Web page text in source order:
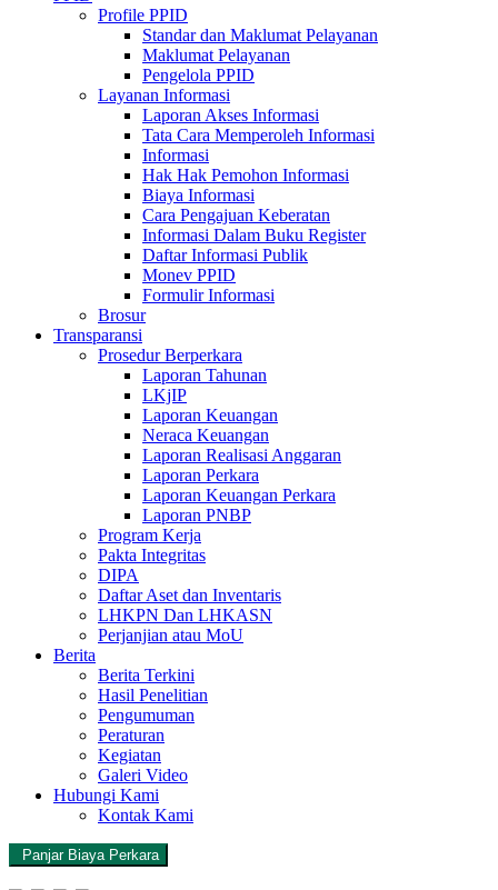
Profile PPID
Standar dan Maklumat Pelayanan
Maklumat Pelayanan
Pengelola PPID
Layanan Informasi
Laporan Akses Informasi
Tata Cara Memperoleh Informasi
Informasi
Hak Hak Pemohon Informasi
Biaya Informasi
Cara Pengajuan Keberatan
Informasi Dalam Buku Register
Daftar Informasi Publik
Monev PPID
Formulir Informasi
Brosur
Transparansi
Prosedur Berperkara
Laporan Tahunan
LKjIP
Laporan Keuangan
Neraca Keuangan
Laporan Realisasi Anggaran
Laporan Perkara
Laporan Keuangan Perkara
Laporan PNBP
Program Kerja
Pakta Integritas
DIPA
Daftar Aset dan Inventaris
LHKPN Dan LHKASN
Perjanjian atau MoU
Berita
Berita Terkini
Hasil Penelitian
Pengumuman
Peraturan
Kegiatan
Galeri Video
Hubungi Kami
Kontak Kami
Panjar Biaya Perkara